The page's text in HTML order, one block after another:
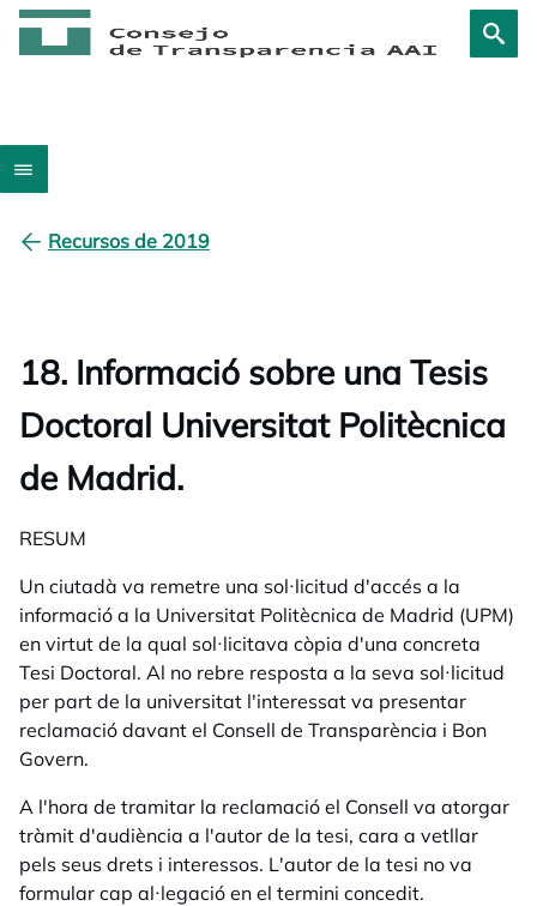
Recursos de 2019
18. Informació sobre una Tesis
Doctoral Universitat Politècnica
de Madrid.
RESUM
Un ciutadà va remetre una sol·licitud d'accés a la
informació a la Universitat Politècnica de Madrid (UPM)
en virtut de la qual sol·licitava còpia d'una concreta
Tesi Doctoral. Al no rebre resposta a la seva sol·licitud
per part de la universitat l'interessat va presentar
reclamació davant el Consell de Transparència i Bon
Govern.
A l'hora de tramitar la reclamació el Consell va atorgar
tràmit d'audiència a l'autor de la tesi, cara a vetllar
pels seus drets i interessos. L'autor de la tesi no va
formular cap al·legació en el termini concedit.